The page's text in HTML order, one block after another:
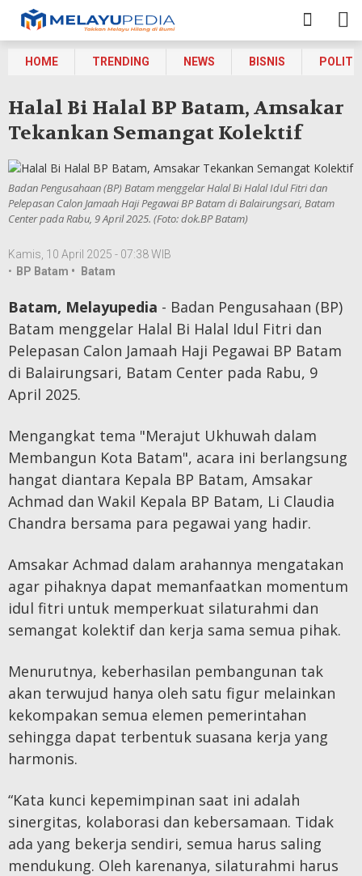
HOME TRENDING NEWS BISNIS
Halal Bi Halal BP Batam, Amsakar
Tekankan Semangat Kolektif
Badan Pengusahaan (BP) Batam menggelar Halal Bi Halal Idul Fitri dan
Pelepasan Calon Jamaah Haji Pegawai BP Batam di Balairungsari, Batam
Center pada Rabu, 9 April 2025. (Foto: dok.BP Batam)
Kamis, 10 April 2025 - 07:38 WIB
• BP Batam • Batam
Batam, Melayupedia - Badan Pengusahaan (BP)
Batam menggelar Halal Bi Halal Idul Fitri dan
Pelepasan Calon Jamaah Haji Pegawai BP Batam
di Balairungsari, Batam Center pada Rabu, 9
April 2025.
Mengangkat tema "Merajut Ukhuwah dalam
Membangun Kota Batam", acara ini berlangsung
hangat diantara Kepala BP Batam, Amsakar
Achmad dan Wakil Kepala BP Batam, Li Claudia
Chandra bersama para pegawai yang hadir.
Amsakar Achmad dalam arahannya mengatakan
agar pihaknya dapat memanfaatkan momentum
idul fitri untuk memperkuat silaturahmi dan
semangat kolektif dan kerja sama semua pihak.
Menurutnya, keberhasilan pembangunan tak
akan terwujud hanya oleh satu figur melainkan
kekompakan semua elemen pemerintahan
sehingga dapat terbentuk suasana kerja yang
harmonis.
“Kata kunci kepemimpinan saat ini adalah
sinergitas, kolaborasi dan kebersamaan. Tidak
ada yang bekerja sendiri, semua harus saling
mendukung. Oleh karenanya, silaturahmi harus